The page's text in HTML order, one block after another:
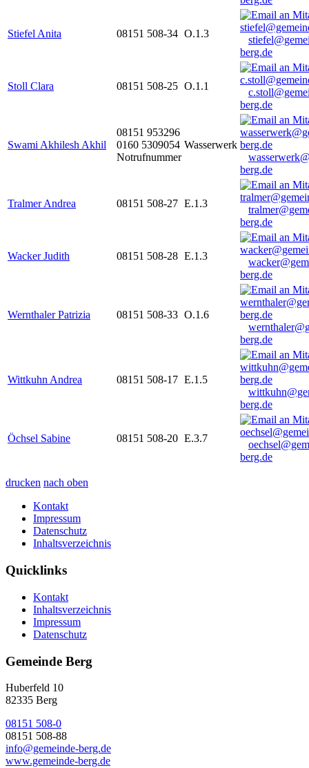
Stiefel Anita 08151 508-34 O.1.3
berg.de
Stoll Clara 08151 508-25 O.1.1
berg.de
Swami Akhilesh Akhil
08151 953296
0160 5309054
Notrufnummer
Wasserwerk
berg.de
Tralmer Andrea 08151 508-27 E.1.3
berg.de
Wacker Judith 08151 508-28 E.1.3
berg.de
Wernthaler Patrizia 08151 508-33 O.1.6
berg.de
Wittkuhn Andrea 08151 508-17 E.1.5
berg.de
Öchsel Sabine 08151 508-20 E.3.7
berg.de
drucken nach oben
Kontakt
Impressum
Datenschutz
Inhaltsverzeichnis
Quicklinks
Kontakt
Inhaltsverzeichnis
Impressum
Datenschutz
Gemeinde Berg
Huberfeld 10
82335 Berg
08151 508-0
08151 508-88
info@gemeinde-berg.de
www.gemeinde-berg.de